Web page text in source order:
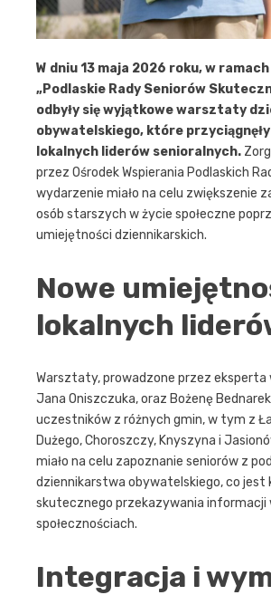
W dniu 13 maja 2026 roku, w
„Podlaskie Rady Seniorów
odbyły się wyjątkowe warsztaty
obywatelskiego, które
lokalnych liderów senioralnych.
przez Ośrodek Wspierania Podlaskich
wydarzenie miało na celu zwiększenie
osób starszych w życie społeczne
umiejętności dziennikarskich.
Nowe
lokalnych
Warsztaty, prowadzone przez eksperta
Jana Oniszczuka, oraz Bożenę
uczestników z różnych gmin, w tym z
Dużego, Choroszczy, Knyszyna i
miało na celu zapoznanie seniorów z
dziennikarstwa obywatelskiego, co jest
skutecznego przekazywania informacji
społecznościach.
Integracja i